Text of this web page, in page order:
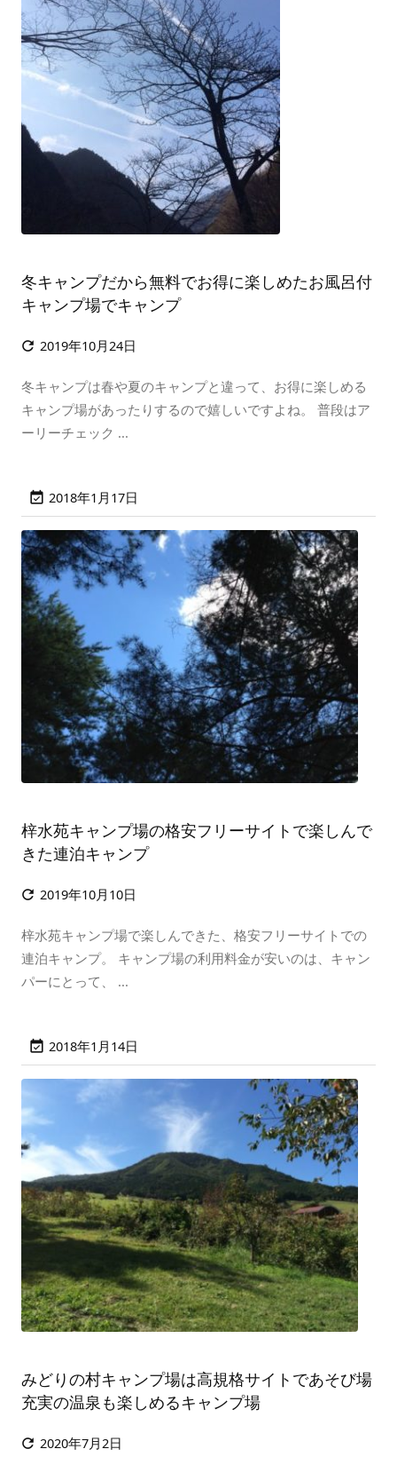
冬キャンプだから無料でお得に楽しめたお風呂付
キャンプ場でキャンプ
 2019年10月24日
冬キャンプは春や夏のキャンプと違って、お得に楽しめる
キャンプ場があったりするので嬉しいですよね。 普段はア
ーリーチェック ...
 2018年1月17日
梓水苑キャンプ場の格安フリーサイトで楽しんで
きた連泊キャンプ
 2019年10月10日
梓水苑キャンプ場で楽しんできた、格安フリーサイトでの
連泊キャンプ。 キャンプ場の利用料金が安いのは、キャン
パーにとって、 ...
 2018年1月14日
みどりの村キャンプ場は高規格サイトであそび場
充実の温泉も楽しめるキャンプ場
 2020年7月2日